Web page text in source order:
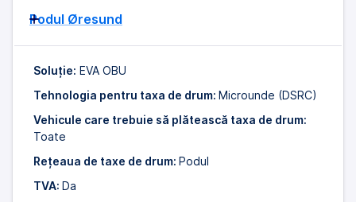
Podul Øresund
Soluție: EVA OBU
Tehnologia pentru taxa de drum: Microunde (DSRC)
Vehicule care trebuie să plătească taxa de drum:
Toate
Rețeaua de taxe de drum: Podul
TVA: Da